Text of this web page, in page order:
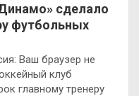
сделало
футбольных
Ваш браузер не
клуб
главному тренеру